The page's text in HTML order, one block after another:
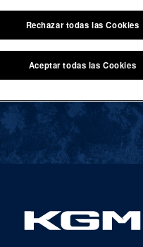
VOLVER AL INICIO
Rechazar todas las Cookies
Aceptar todas las Cookies